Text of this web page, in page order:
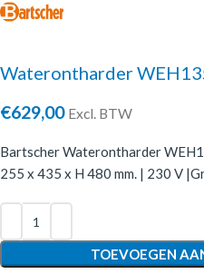
Waterontharder
€629,00 Excl. BTW
Bartscher Waterontharder
255 x 435 x H 480 mm. | 230 V
TOEVOEGEN